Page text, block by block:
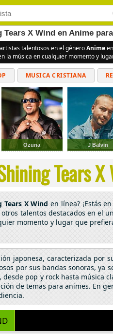
X Wind en Anime
talentosos en el géneroAnime
la música en cualquier momento y
MUSICA CRISTIANA
CUMBIAS
Ozuna J Balvin
Tears
Tears X Wind en línea? ¡Estás
otros talentos destacados en el
momento y lugar que
japonesa, caracterizada por
por sus bandas sonoras, ya
pop y rock hasta música
de temas para animes. En